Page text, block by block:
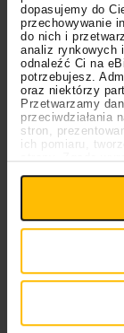
dopasujemy do
przechowywanie
do nich i
analiz rynkowych
odnaleźć Ci na
potrzebujesz.
oraz niektórzy
Przetwarzamy
przeciwdziałania
stron,
ich pomiaru,
plików cookies
wpływa na
Polityka
związanym z
Poniżej
urodziny